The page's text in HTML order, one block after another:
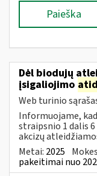
Paieška
Dėl biodujų
įsigaliojimo
Web turinio
Informuojame,
straipsnio 1 dalis
akcizų
Metai: 2025
pakeitimai nuo